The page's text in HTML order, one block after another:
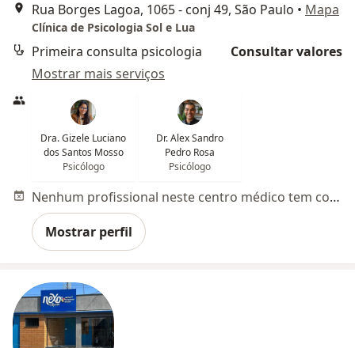
Rua Borges Lagoa, 1065 - conj 49, São Paulo • Mapa
Clínica de Psicologia Sol e Lua
Primeira consulta psicologia
Consultar valores
Mostrar mais serviços
Dra. Gizele Luciano
dos Santos Mosso
Psicólogo
Dr. Alex Sandro
Pedro Rosa
Psicólogo
Nenhum profissional neste centro médico tem consultas disponíveis
Mostrar perfil